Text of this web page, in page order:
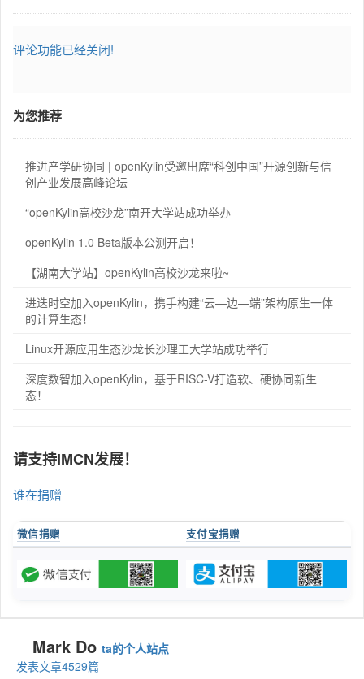
评论功能已经关闭!
为您推荐
推进产学研协同 | openKylin受邀出席“科创中国”开源创新与信
创产业发展高峰论坛
“openKylin高校沙龙”南开大学站成功举办
openKylin 1.0 Beta版本公测开启！
【湖南大学站】openKylin高校沙龙来啦~
进迭时空加入openKylin，携手构建“云—边—端”架构原生一体
的计算生态！
Linux开源应用生态沙龙长沙理工大学站成功举行
深度数智加入openKylin，基于RISC-V打造软、硬协同新生
态！
请支持IMCN发展！
谁在捐赠
微信捐赠 支付宝捐赠
Mark Do ta的个人站点
发表文章4529篇